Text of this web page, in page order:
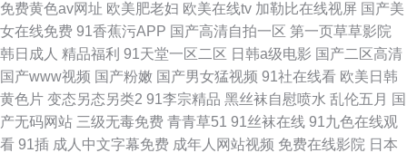
免费黄色av网址 欧美肥老妇 欧美在线tv 加勒比在线视屏 国产美
女在线免费 91香蕉污APP 国产高清自拍一区 第一页草草影院
韩日成人 精品福利 91天堂一区二区 日韩a级电影 国产二区高清
国产www视频 国产粉嫩 国产男女猛视频 91社在线看 欧美日韩
黄色片 变态另态另类2 91李宗精品 黑丝袜自慰喷水 乱伦五月 国
产无码网站 三级无毒免费 青青草51 91丝袜在线 91九色在线观
看 91插 成人中文字幕免费 成年人网站视频 免费在线影院 日本